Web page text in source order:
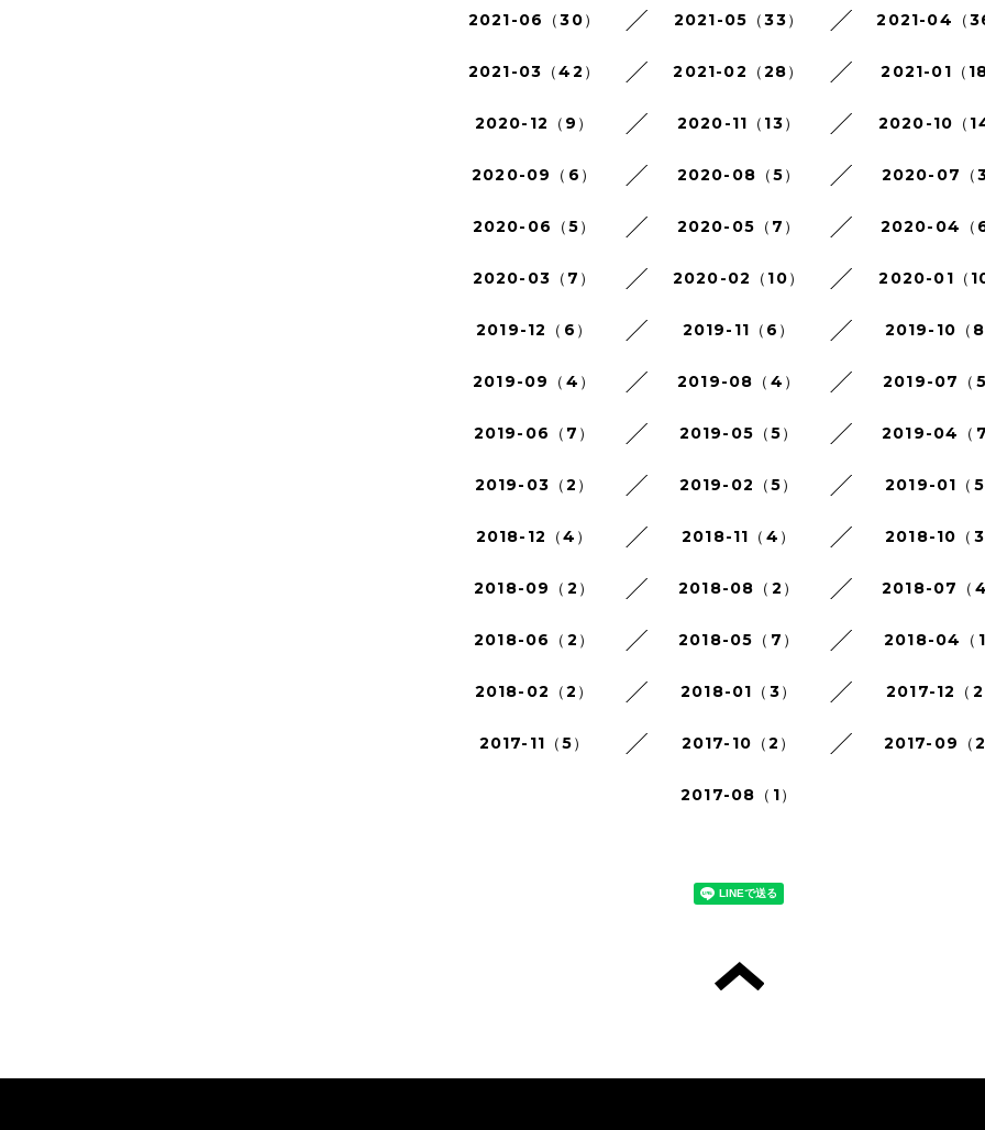
2021-06（30） 2021-05（33） 2021-04（
2021-03（42） 2021-02（28） 2021-01（18
2020-12（9） 2020-11（13） 2020-10（14
2020-09（6） 2020-08（5） 2020-07（3
2020-06（5） 2020-05（7） 2020-04（6
2020-03（7） 2020-02（10） 2020-01（10
2019-12（6） 2019-11（6） 2019-10（8
2019-09（4） 2019-08（4） 2019-07（5
2019-06（7） 2019-05（5） 2019-04（7
2019-03（2） 2019-02（5） 2019-01（5
2018-12（4） 2018-11（4） 2018-10（3
2018-09（2） 2018-08（2） 2018-07（4
2018-06（2） 2018-05（7） 2018-04（1
2018-02（2） 2018-01（3） 2017-12（2
2017-11（5） 2017-10（2） 2017-09（2
2017-08（1）